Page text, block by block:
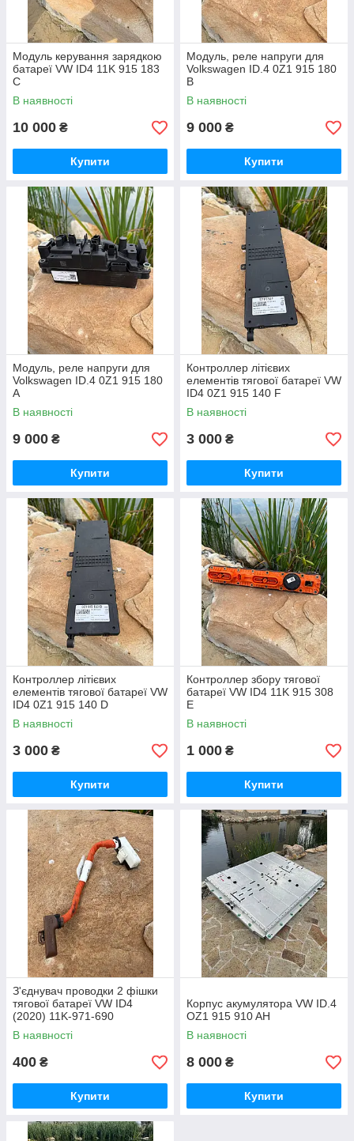
Модуль керування зарядкою
батареї VW ID4 11K 915 183
C
В наявності
10 000 ₴
Купити
Модуль, реле напруги для
Volkswagen ID.4 0Z1 915 180
B
В наявності
9 000 ₴
Купити
Модуль, реле напруги для
Volkswagen ID.4 0Z1 915 180
A
В наявності
9 000 ₴
Купити
Контроллер літієвих
елементів тягової батареї VW
ID4 0Z1 915 140 F
В наявності
3 000 ₴
Купити
Контроллер літієвих
елементів тягової батареї VW
ID4 0Z1 915 140 D
В наявності
3 000 ₴
Купити
Контроллер збору тягової
батареї VW ID4 11K 915 308
E
В наявності
1 000 ₴
Купити
З'єднувач проводки 2 фішки
тягової батареї VW ID4
(2020) 11K-971-690
В наявності
400 ₴
Купити
Корпус акумулятора VW ID.4
OZ1 915 910 AH
В наявності
8 000 ₴
Купити